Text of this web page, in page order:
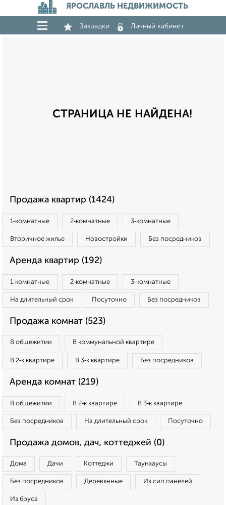
ЯРОСЛАВЛЬ НЕДВИЖИМОСТЬ
Закладки Личный кабинет
СТРАНИЦА НЕ НАЙДЕНА!
Продажа квартир (1424)
1‑комнатные 2‑комнатные 3‑комнатные
Вторичное жилье Новостройки Без посредников
Аренда квартир (192)
1‑комнатные 2‑комнатные 3‑комнатные
На длительный срок Посуточно Без посредников
Продажа комнат (523)
В общежитии В коммунальной квартире
В 2‑к квартире В 3‑к квартире Без посредников
Аренда комнат (219)
В общежитии В 2‑к квартире В 3‑к квартире
Без посредников На длительный срок Посуточно
Продажа домов, дач, коттеджей (0)
Дома Дачи Коттеджи Таунхаусы
Без посредников Деревянные Из сип панелей
Из бруса